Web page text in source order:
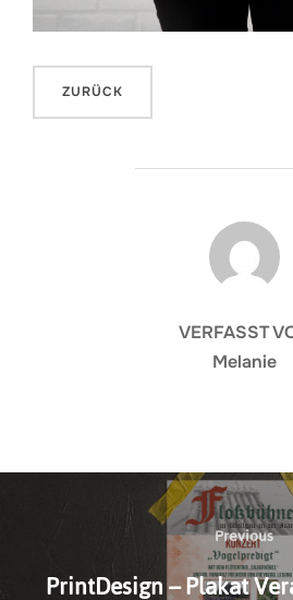
VERFASST
Melanie
Beitragsnavigation
Previous
PrintDesign – Plakat